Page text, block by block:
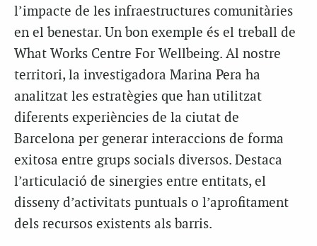
l’impacte de les infraestructures comunitàries
en el benestar. Un bon exemple és el treball de
What Works Centre For Wellbeing. Al nostre
territori, la investigadora Marina Pera ha
analitzat les estratègies que han utilitzat
diferents experiències de la ciutat de
Barcelona per generar interaccions de forma
exitosa entre grups socials diversos. Destaca
l’articulació de sinergies entre entitats, el
disseny d’activitats puntuals o l’aprofitament
dels recursos existents als barris.